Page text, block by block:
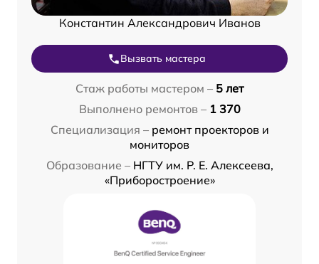
Константин Александрович Иванов
Вызвать мастера
Стаж работы мастером – 5 лет
Выполнено ремонтов – 1 370
Специализация – ремонт проекторов и
мониторов
Образование – НГТУ им. Р. Е. Алексеева,
«Приборостроение»